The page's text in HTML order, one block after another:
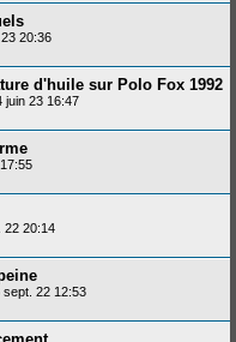
20:36
d'huile sur Polo Fox 1992
juin 23 16:47
22 20:14
sept. 22 12:53